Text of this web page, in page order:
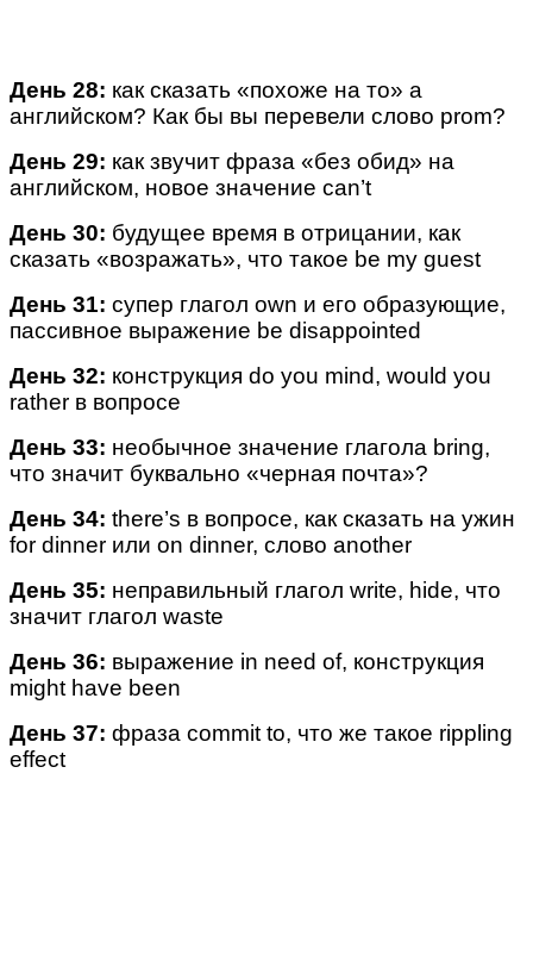
День 28: как сказать «похоже на то» а
английском? Как бы вы перевели слово prom?
День 29: как звучит фраза «без обид» на
английском, новое значение can’t
День 30: будущее время в отрицании, как
сказать «возражать», что такое be my guest
День 31: супер глагол own и его образующие,
пассивное выражение be disappointed
День 32: конструкция do you mind, would you
rather в вопросе
День 33: необычное значение глагола bring,
что значит буквально «черная почта»?
День 34: there’s в вопросе, как сказать на ужин
for dinner или on dinner, слово another
День 35: неправильный глагол write, hide, что
значит глагол waste
День 36: выражение in need of, конструкция
might have been
День 37: фраза commit to, что же такое rippling
effect